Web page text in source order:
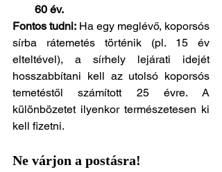
60 év.
Fontos tudni: Ha egy meglévő, koporsós
sírba rátemetés történik (pl. 15 év
elteltével), a sírhely lejárati idejét
hosszabbítani kell az utolsó koporsós
temetéstől számított 25 évre. A
különbözetet ilyenkor természetesen ki
kell fizetni.
Ne várjon a postásra!